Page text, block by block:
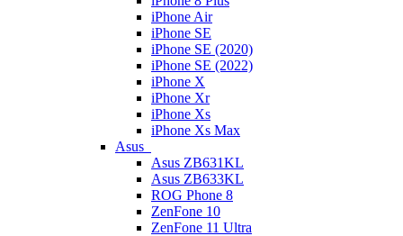
iPhone Air
iPhone SE
iPhone SE (2020)
iPhone SE (2022)
iPhone X
iPhone Xr
iPhone Xs
iPhone Xs Max
Asus
Asus ZB631KL
Asus ZB633KL
ROG Phone 8
ZenFone 10
ZenFone 11 Ultra